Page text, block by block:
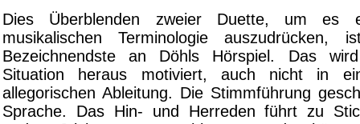
Dies Überblenden zweier Duette, um es
musikalischen Terminologie auszudrücken,
Bezeichnendste an Döhls Hörspiel. Das
Situation heraus motiviert, auch nicht in
allegorischen Ableitung. Die Stimmführung
Sprache. Das Hin- und Herreden führt zu